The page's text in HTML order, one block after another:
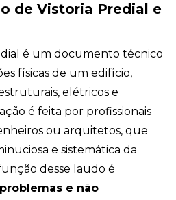
de Vistoria Predial e
é um documento técnico
físicas de um edifício,
elétricos e
é feita por profissionais
ou arquitetos, que
e sistemática da
desse laudo é
e não